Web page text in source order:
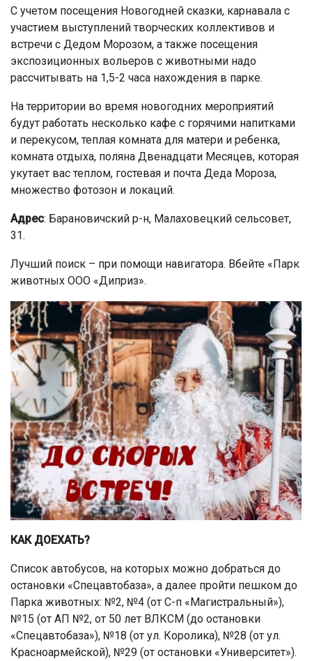
С учетом посещения Новогодней сказки, карнавала с
участием выступлений творческих коллективов и
встречи с Дедом Морозом, а также посещения
экспозиционных вольеров с животными надо
рассчитывать на 1,5-2 часа нахождения в парке.
На территории во время новогодних мероприятий
будут работать несколько кафе с горячими напитками
и перекусом, теплая комната для матери и ребенка,
комната отдыха, поляна Двенадцати Месяцев, которая
укутает вас теплом, гостевая и почта Деда Мороза,
множество фотозон и локаций.
Адрес: Барановичский р-н, Малаховецкий сельсовет,
31.
Лучший поиск – при помощи навигатора. Вбейте «Парк
животных ООО «Диприз».
КАК ДОЕХАТЬ?
Список автобусов, на которых можно добраться до
остановки «Спецавтобаза», а далее пройти пешком до
Парка животных: №2, №4 (от С-п «Магистральный»),
№15 (от АП №2, от 50 лет ВЛКСМ (до остановки
«Спецавтобаза»), №18 (от ул. Королика), №28 (от ул.
Красноармейской), №29 (от остановки «Университет»).